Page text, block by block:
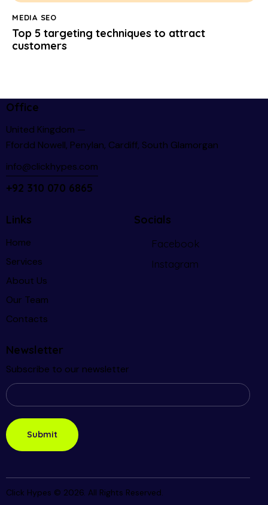
MEDIA SEO
Top 5 targeting techniques to attract
customers
Office
United Kingdom —
Ffordd Nowell, Penylan, Cardiff, South Glamorgan
info@clickhypes.com
+92 310 070 6865
Links
Home
Services
About Us
Our Team
Contacts
Socials
Facebook
Instagram
Newsletter
Subscribe to our newsletter
Click Hypes © 2026. All Rights Reserved.